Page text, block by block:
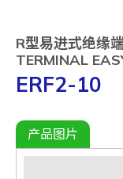
R型易进式绝缘
TERMINAL
ERF2-10
产品图片